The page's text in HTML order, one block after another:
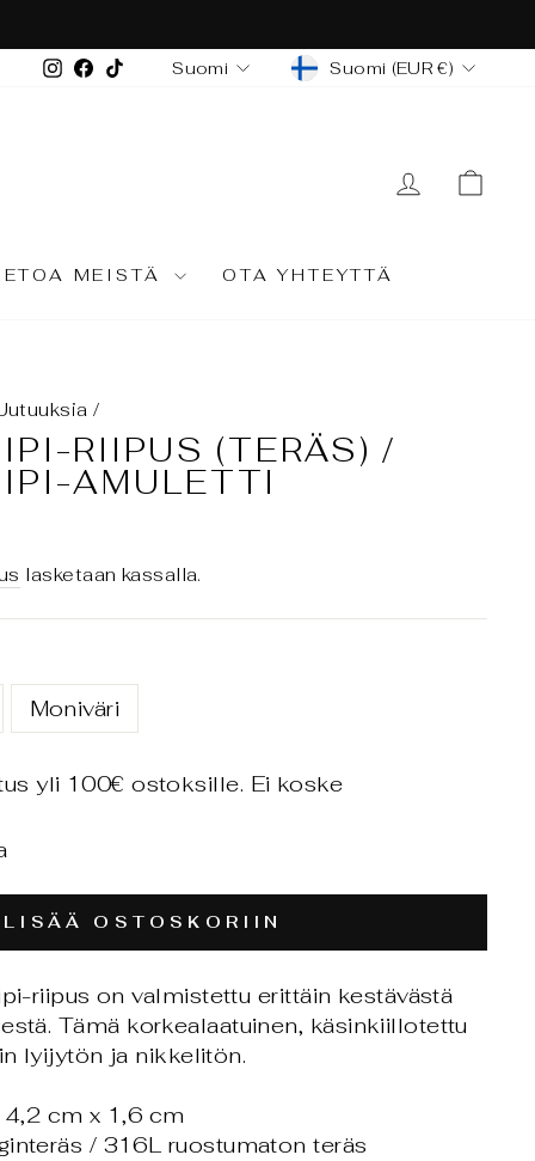
Instagram
Facebook
TikTokKIELI
Suomi VALUUTTA
Suomi (EUR €)
MEISTÄ OTA YHTEYTTÄ
/
RIIPUS (TERÄS) /
AMULETTI
lasketaan kassalla.
Moniväri
yli 100€ ostoksille. Ei koske
LISÄÄ OSTOSKORIIN
riipus on valmistettu erittäin kestävästä
Tämä korkealaatuinen, käsinkiillotettu
lyijytön ja nikkelitön.
cm x 1,6 cm
/ 316L ruostumaton teräs